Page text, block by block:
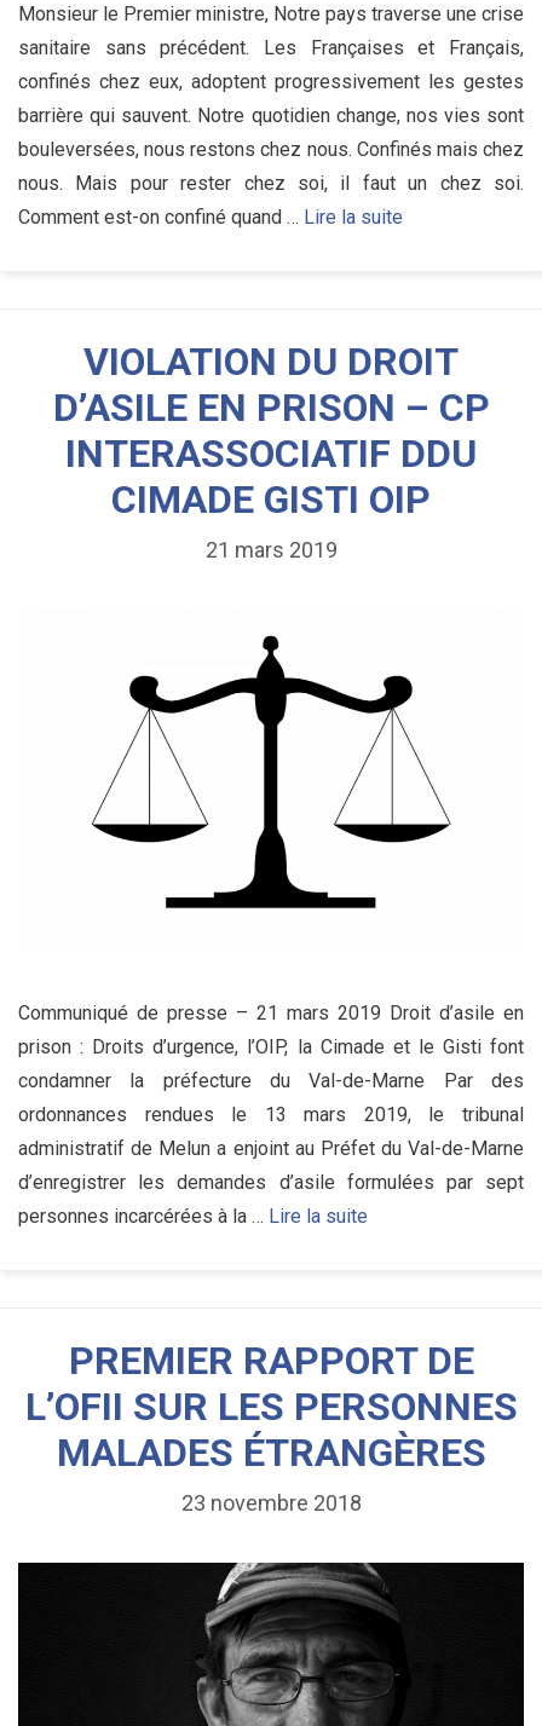
Monsieur le Premier ministre, Notre pays traverse une crise
sanitaire sans précédent. Les Françaises et Français,
confinés chez eux, adoptent progressivement les gestes
barrière qui sauvent. Notre quotidien change, nos vies sont
bouleversées, nous restons chez nous. Confinés mais chez
nous. Mais pour rester chez soi, il faut un chez soi.
Comment est-on confiné quand … Lire la suite
VIOLATION DU DROIT
D’ASILE EN PRISON – CP
INTERASSOCIATIF DDU
CIMADE GISTI OIP
21 mars 2019
Communiqué de presse – 21 mars 2019 Droit d’asile en
prison : Droits d’urgence, l’OIP, la Cimade et le Gisti font
condamner la préfecture du Val-de-Marne Par des
ordonnances rendues le 13 mars 2019, le tribunal
administratif de Melun a enjoint au Préfet du Val-de-Marne
d’enregistrer les demandes d’asile formulées par sept
personnes incarcérées à la … Lire la suite
PREMIER RAPPORT DE
L’OFII SUR LES PERSONNES
MALADES ÉTRANGÈRES
23 novembre 2018